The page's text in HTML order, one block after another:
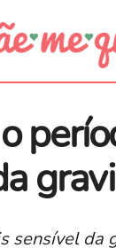
sensível da